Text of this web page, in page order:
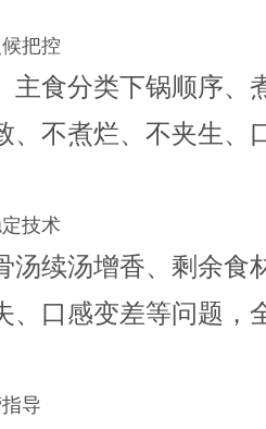
把控
主食分类下锅顺序、
、不煮烂、不夹生、
技术
汤续汤增香、剩余食
、口感变差等问题，
导